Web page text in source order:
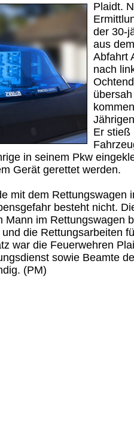
Plaidt.
der 30-
aus
Abfahrt
nach
Er stieß
in seinem Pkw
Gerät gerettet werden.
mit dem Rettungswagen
besteht nicht.
Mann im Rettungswagen
die Rettungsarbeiten
war die Feuerwehren
sowie Beamte
(PM)